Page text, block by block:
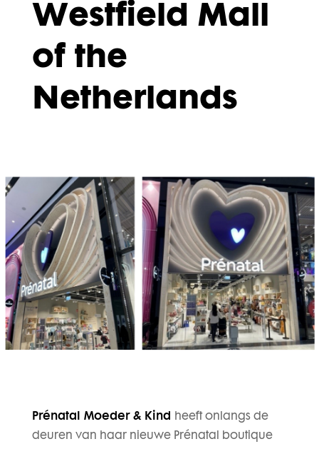
Westfield Mall
of the
Netherlands
Prénatal Moeder & Kind
heeft onlangs de
deuren van haar nieuwe Prénatal boutique